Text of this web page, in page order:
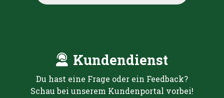
Kundendienst
Du hast eine Frage oder ein Feedback?
Schau bei unserem Kundenportal vorbei!